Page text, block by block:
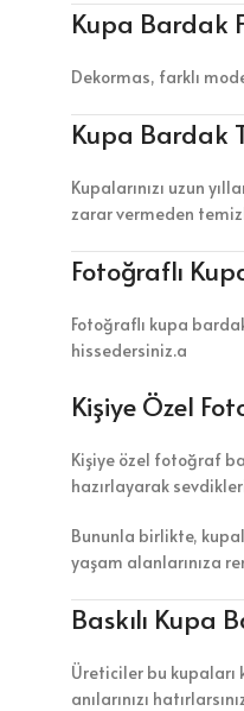
Kupa Bardak
Dekormas, farklı
Kupa Bardak
Kupalarınızı uzun
zarar vermeden
Fotoğraflı
Fotoğraflı kupa
hissedersiniz.a
Kişiye Özel
Kişiye özel fotoğraf
hazırlayarak
Bununla birlikte,
yaşam alanlarınıza
Baskılı Kupa
Üreticiler bu kupaları
anılarınızı